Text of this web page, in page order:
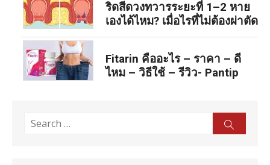
ริดสีดวงทวารระยะที่ 1–2 หาย
เองได้ไหม? เมื่อไรที่ไม่ต้องผ่าตัด
Fitarin คืออะไร – ราคา – ดี
ไหม – วิธีใช้ – รีวิว- Pantip
Search